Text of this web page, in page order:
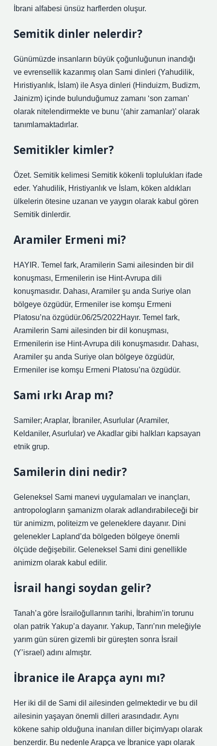
İbrani alfabesi ünsüz harflerden oluşur.
Semitik dinler nelerdir?
Günümüzde insanların büyük çoğunluğunun inandığı
ve evrensellik kazanmış olan Sami dinleri (Yahudilik,
Hıristiyanlık, İslam) ile Asya dinleri (Hinduizm, Budizm,
Jainizm) içinde bulunduğumuz zamanı ‘son zaman’
olarak nitelendirmekte ve bunu ‘(ahir zamanlar)’ olarak
tanımlamaktadırlar.
Semitikler kimler?
Özet. Semitik kelimesi Semitik kökenli toplulukları ifade
eder. Yahudilik, Hristiyanlık ve İslam, köken aldıkları
ülkelerin ötesine uzanan ve yaygın olarak kabul gören
Semitik dinlerdir.
Aramiler Ermeni mi?
HAYIR. Temel fark, Aramilerin Sami ailesinden bir dil
konuşması, Ermenilerin ise Hint-Avrupa dili
konuşmasıdır. Dahası, Aramiler şu anda Suriye olan
bölgeye özgüdür, Ermeniler ise komşu Ermeni
Platosu’na özgüdür.06/25/2022Hayır. Temel fark,
Aramilerin Sami ailesinden bir dil konuşması,
Ermenilerin ise Hint-Avrupa dili konuşmasıdır. Dahası,
Aramiler şu anda Suriye olan bölgeye özgüdür,
Ermeniler ise komşu Ermeni Platosu’na özgüdür.
Sami ırkı Arap mı?
Samiler; Araplar, İbraniler, Asurlular (Aramiler,
Keldaniler, Asurlular) ve Akadlar gibi halkları kapsayan
etnik grup.
Samilerin dini nedir?
Geleneksel Sami manevi uygulamaları ve inançları,
antropologların şamanizm olarak adlandırabileceği bir
tür animizm, politeizm ve geleneklere dayanır. Dini
gelenekler Lapland’da bölgeden bölgeye önemli
ölçüde değişebilir. Geleneksel Sami dini genellikle
animizm olarak kabul edilir.
İsrail hangi soydan gelir?
Tanah’a göre İsrailoğullarının tarihi, İbrahim’in torunu
olan patrik Yakup’a dayanır. Yakup, Tanrı’nın meleğiyle
yarım gün süren gizemli bir güreşten sonra İsrail
(Y’israel) adını almıştır.
İbranice ile Arapça aynı mı?
Her iki dil de Sami dil ailesinden gelmektedir ve bu dil
ailesinin yaşayan önemli dilleri arasındadır. Aynı
kökene sahip olduğuna inanılan diller biçim/yapı olarak
benzerdir. Bu nedenle Arapça ve İbranice yapı olarak